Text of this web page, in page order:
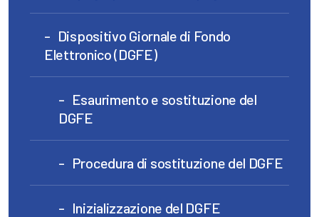
Dispositivo Giornale di Fondo
Elettronico (DGFE)
Esaurimento e sostituzione del
DGFE
Procedura di sostituzione del DGFE
Inizializzazione del DGFE